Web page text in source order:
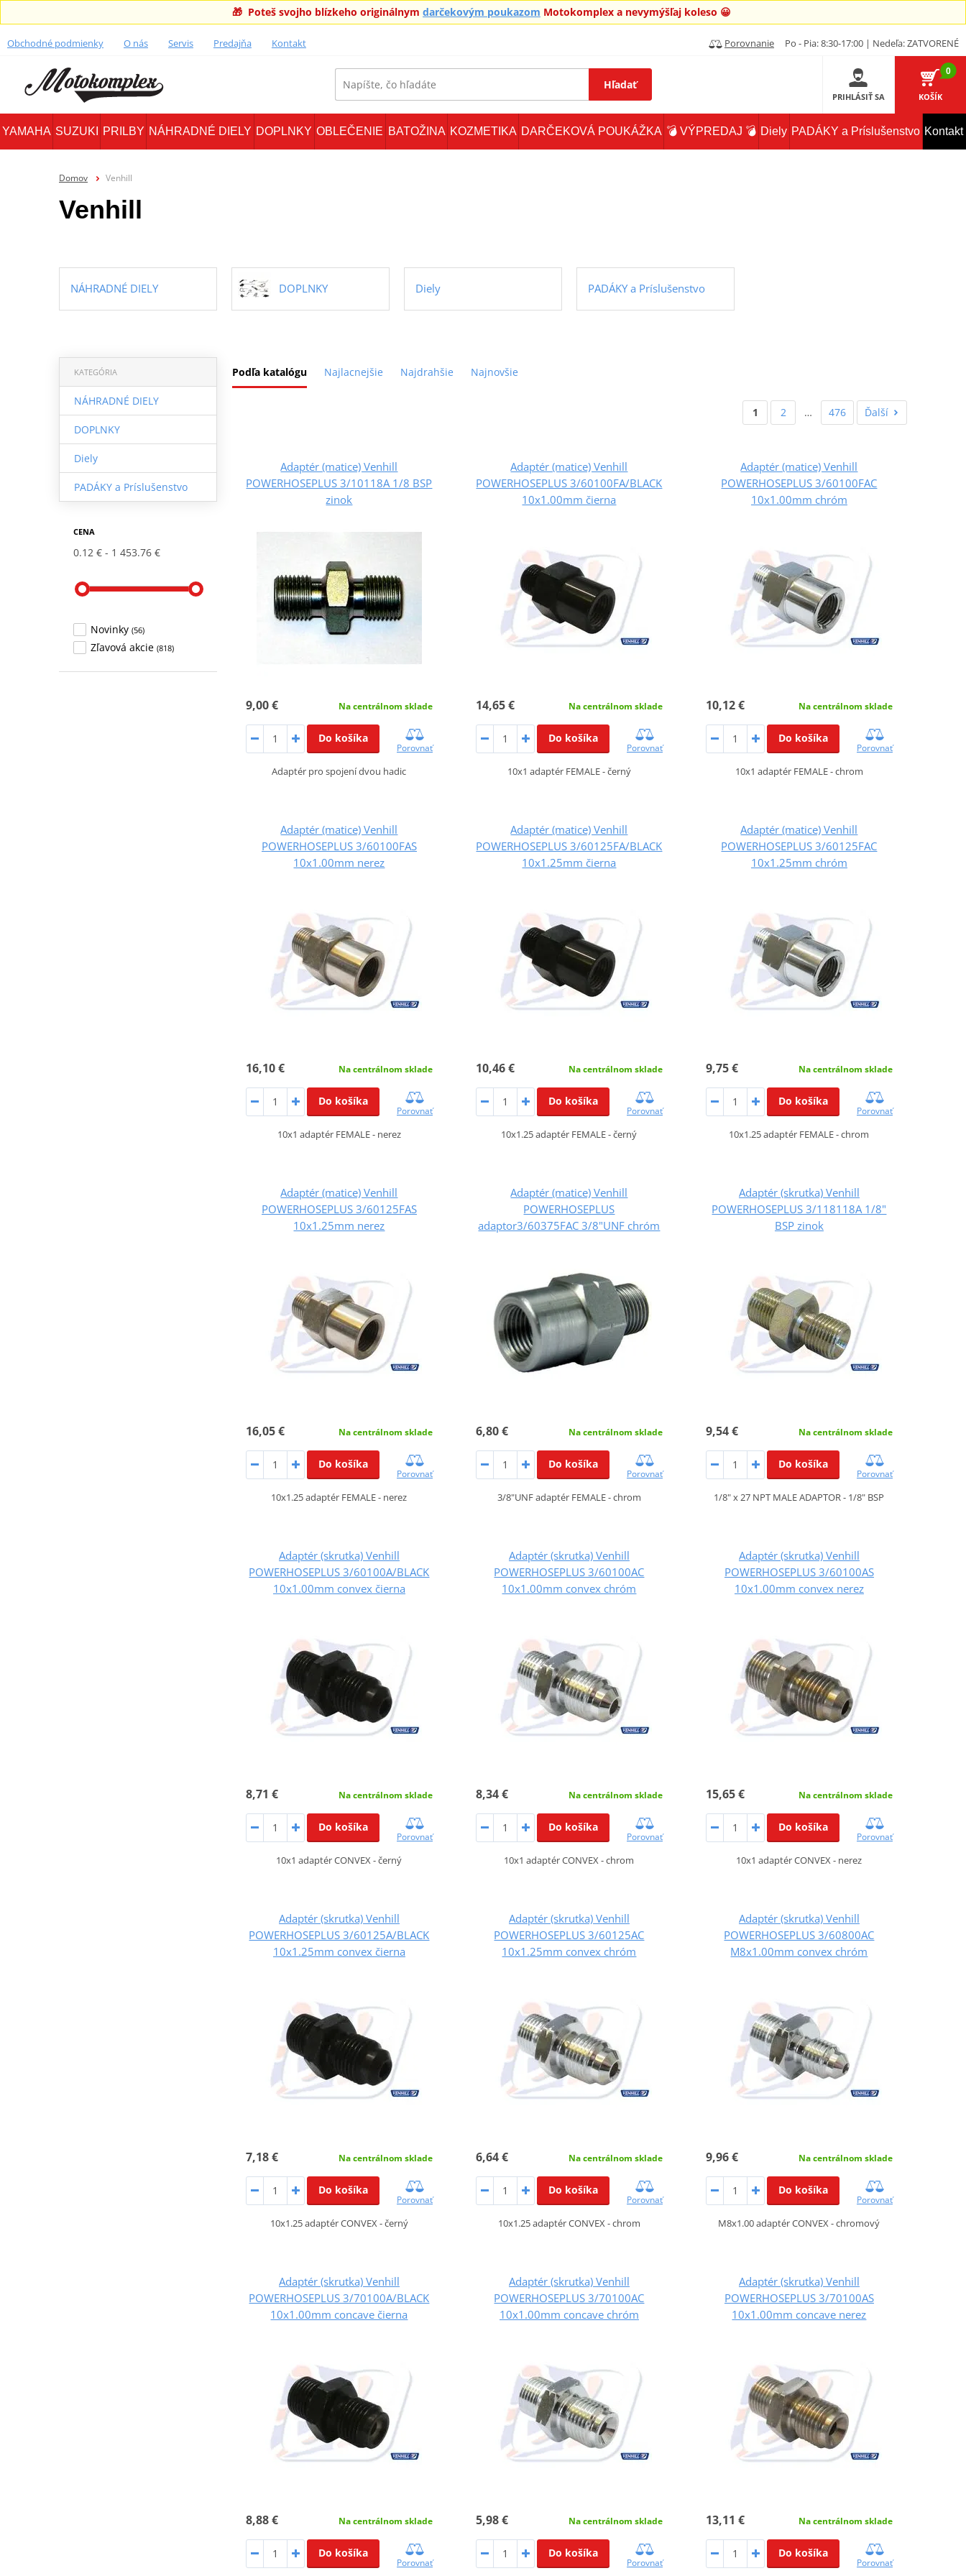
🎁 Poteš svojho blízkeho originálnym darčekovým poukazom Motokomplex a nevymýšľaj koleso 😀
Obchodné podmienky O nás Servis Predajňa Kontakt Porovnanie Po - Pia: 8:30-17:00 | Nedeľa: ZATVORENÉ
Hľadať
PRIHLÁSIŤ SA
0
KOŠÍK
YAMAHA SUZUKI PRILBY NÁHRADNÉ DIELY DOPLNKY OBLEČENIE BATOŽINA KOZMETIKA DARČEKOVÁ POUKÁŽKA 💣 VÝPREDAJ 💣 Diely PADÁKY a Príslušenstvo Kontakt
Domov Venhill
Venhill
NÁHRADNÉ DIELY DOPLNKY Diely PADÁKY a Príslušenstvo
Podľa katalógu Najlacnejšie Najdrahšie Najnovšie
KATEGÓRIA
NÁHRADNÉ DIELY
DOPLNKY
Diely
PADÁKY a Príslušenstvo
CENA
0.12 € 1 453.76 €
Novinky (56)
Zľavová akcie (818)
1 2 … 476 Ďalší
Adaptér (matice) Venhill
POWERHOSEPLUS 3/10118A 1/8 BSP
zinok
9,00 € Na centrálnom sklade
Do košíka
Porovnať
Adaptér pro spojení dvou hadic
Adaptér (matice) Venhill
POWERHOSEPLUS 3/60100FA/BLACK
10x1.00mm čierna
14,65 € Na centrálnom sklade
Do košíka
Porovnať
10x1 adaptér FEMALE - černý
Adaptér (matice) Venhill
POWERHOSEPLUS 3/60100FAC
10x1.00mm chróm
10,12 € Na centrálnom sklade
Do košíka
Porovnať
10x1 adaptér FEMALE - chrom
Adaptér (matice) Venhill
POWERHOSEPLUS 3/60100FAS
10x1.00mm nerez
16,10 € Na centrálnom sklade
Do košíka
Porovnať
10x1 adaptér FEMALE - nerez
Adaptér (matice) Venhill
POWERHOSEPLUS 3/60125FA/BLACK
10x1.25mm čierna
10,46 € Na centrálnom sklade
Do košíka
Porovnať
10x1.25 adaptér FEMALE - černý
Adaptér (matice) Venhill
POWERHOSEPLUS 3/60125FAC
10x1.25mm chróm
9,75 € Na centrálnom sklade
Do košíka
Porovnať
10x1.25 adaptér FEMALE - chrom
Adaptér (matice) Venhill
POWERHOSEPLUS 3/60125FAS
10x1.25mm nerez
16,05 € Na centrálnom sklade
Do košíka
Porovnať
10x1.25 adaptér FEMALE - nerez
Adaptér (matice) Venhill
POWERHOSEPLUS
adaptor3/60375FAC 3/8"UNF chróm
6,80 € Na centrálnom sklade
Do košíka
Porovnať
3/8"UNF adaptér FEMALE - chrom
Adaptér (skrutka) Venhill
POWERHOSEPLUS 3/118118A 1/8"
BSP zinok
9,54 € Na centrálnom sklade
Do košíka
Porovnať
1/8" x 27 NPT MALE ADAPTOR - 1/8" BSP
Adaptér (skrutka) Venhill
POWERHOSEPLUS 3/60100A/BLACK
10x1.00mm convex čierna
8,71 € Na centrálnom sklade
Do košíka
Porovnať
10x1 adaptér CONVEX - černý
Adaptér (skrutka) Venhill
POWERHOSEPLUS 3/60100AC
10x1.00mm convex chróm
8,34 € Na centrálnom sklade
Do košíka
Porovnať
10x1 adaptér CONVEX - chrom
Adaptér (skrutka) Venhill
POWERHOSEPLUS 3/60100AS
10x1.00mm convex nerez
15,65 € Na centrálnom sklade
Do košíka
Porovnať
10x1 adaptér CONVEX - nerez
Adaptér (skrutka) Venhill
POWERHOSEPLUS 3/60125A/BLACK
10x1.25mm convex čierna
7,18 € Na centrálnom sklade
Do košíka
Porovnať
10x1.25 adaptér CONVEX - černý
Adaptér (skrutka) Venhill
POWERHOSEPLUS 3/60125AC
10x1.25mm convex chróm
6,64 € Na centrálnom sklade
Do košíka
Porovnať
10x1.25 adaptér CONVEX - chrom
Adaptér (skrutka) Venhill
POWERHOSEPLUS 3/60800AC
M8x1.00mm convex chróm
9,96 € Na centrálnom sklade
Do košíka
Porovnať
M8x1.00 adaptér CONVEX - chromový
Adaptér (skrutka) Venhill
POWERHOSEPLUS 3/70100A/BLACK
10x1.00mm concave čierna
8,88 € Na centrálnom sklade
Do košíka
Porovnať
Adaptér (skrutka) Venhill
POWERHOSEPLUS 3/70100AC
10x1.00mm concave chróm
5,98 € Na centrálnom sklade
Do košíka
Porovnať
Adaptér (skrutka) Venhill
POWERHOSEPLUS 3/70100AS
10x1.00mm concave nerez
13,11 € Na centrálnom sklade
Do košíka
Porovnať